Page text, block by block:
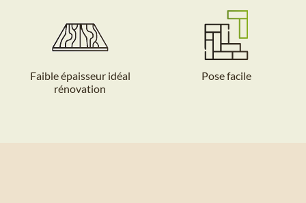
Faible épaisseur idéal
rénovation
Pose facile